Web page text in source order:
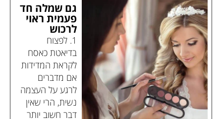
גם שמלה חד
פעמית ראוי
לרכוש
1. לפצוח
בדיאטת כאסח
לקראת המדידות
אם מדברים
לרגע על העצמה
נשית, הרי שאין
דבר חשוב יותר